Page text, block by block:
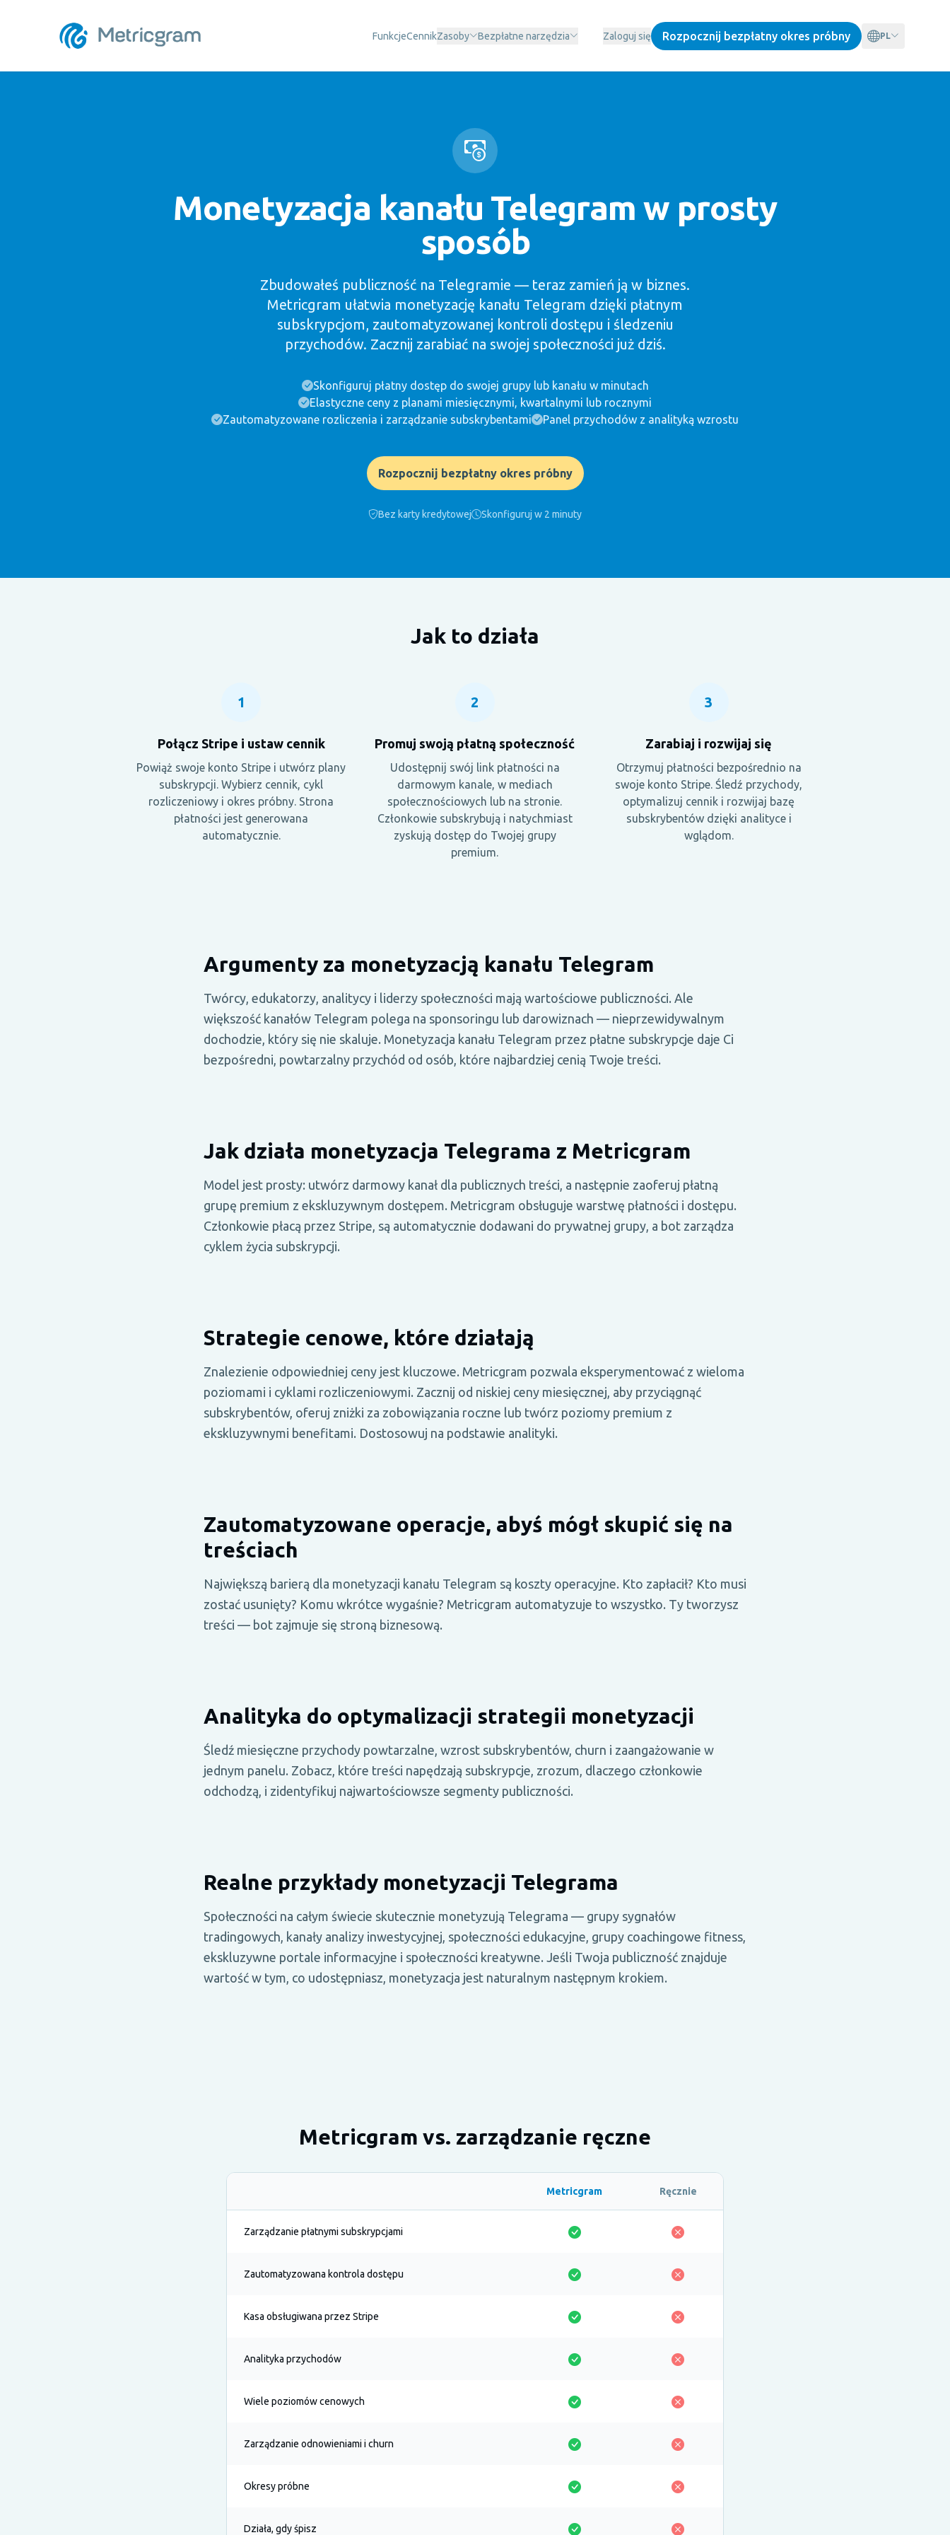
FunkcjeCennikZasoby Bezpłatne narzędzia Zaloguj się Rozpocznij bezpłatny okres próbny PL
Monetyzacja kanału Telegram w prosty
sposób
Zbudowałeś publiczność na Telegramie — teraz zamień ją w biznes.
Metricgram ułatwia monetyzację kanału Telegram dzięki płatnym
subskrypcjom, zautomatyzowanej kontroli dostępu i śledzeniu
przychodów. Zacznij zarabiać na swojej społeczności już dziś.
Skonfiguruj płatny dostęp do swojej grupy lub kanału w minutach
Elastyczne ceny z planami miesięcznymi, kwartalnymi lub rocznymi
Zautomatyzowane rozliczenia i zarządzanie subskrybentami
Panel przychodów z analityką wzrostu
Rozpocznij bezpłatny okres próbny
Bez karty kredytowej Skonfiguruj w 2 minuty
Jak to działa
1
Połącz Stripe i ustaw cennik
Powiąż swoje konto Stripe i utwórz plany
subskrypcji. Wybierz cennik, cykl
rozliczeniowy i okres próbny. Strona
płatności jest generowana
automatycznie.
2
Promuj swoją płatną społeczność
Udostępnij swój link płatności na
darmowym kanale, w mediach
społecznościowych lub na stronie.
Członkowie subskrybują i natychmiast
zyskują dostęp do Twojej grupy
premium.
3
Zarabiaj i rozwijaj się
Otrzymuj płatności bezpośrednio na
swoje konto Stripe. Śledź przychody,
optymalizuj cennik i rozwijaj bazę
subskrybentów dzięki analityce i
wglądom.
Argumenty za monetyzacją kanału Telegram
Twórcy, edukatorzy, analitycy i liderzy społeczności mają wartościowe publiczności. Ale
większość kanałów Telegram polega na sponsoringu lub darowiznach — nieprzewidywalnym
dochodzie, który się nie skaluje. Monetyzacja kanału Telegram przez płatne subskrypcje daje Ci
bezpośredni, powtarzalny przychód od osób, które najbardziej cenią Twoje treści.
Jak działa monetyzacja Telegrama z Metricgram
Model jest prosty: utwórz darmowy kanał dla publicznych treści, a następnie zaoferuj płatną
grupę premium z ekskluzywnym dostępem. Metricgram obsługuje warstwę płatności i dostępu.
Członkowie płacą przez Stripe, są automatycznie dodawani do prywatnej grupy, a bot zarządza
cyklem życia subskrypcji.
Strategie cenowe, które działają
Znalezienie odpowiedniej ceny jest kluczowe. Metricgram pozwala eksperymentować z wieloma
poziomami i cyklami rozliczeniowymi. Zacznij od niskiej ceny miesięcznej, aby przyciągnąć
subskrybentów, oferuj zniżki za zobowiązania roczne lub twórz poziomy premium z
ekskluzywnymi benefitami. Dostosowuj na podstawie analityki.
Zautomatyzowane operacje, abyś mógł skupić się na
treściach
Największą barierą dla monetyzacji kanału Telegram są koszty operacyjne. Kto zapłacił? Kto musi
zostać usunięty? Komu wkrótce wygaśnie? Metricgram automatyzuje to wszystko. Ty tworzysz
treści — bot zajmuje się stroną biznesową.
Analityka do optymalizacji strategii monetyzacji
Śledź miesięczne przychody powtarzalne, wzrost subskrybentów, churn i zaangażowanie w
jednym panelu. Zobacz, które treści napędzają subskrypcje, zrozum, dlaczego członkowie
odchodzą, i zidentyfikuj najwartościowsze segmenty publiczności.
Realne przykłady monetyzacji Telegrama
Społeczności na całym świecie skutecznie monetyzują Telegrama — grupy sygnałów
tradingowych, kanały analizy inwestycyjnej, społeczności edukacyjne, grupy coachingowe fitness,
ekskluzywne portale informacyjne i społeczności kreatywne. Jeśli Twoja publiczność znajduje
wartość w tym, co udostępniasz, monetyzacja jest naturalnym następnym krokiem.
Metricgram vs. zarządzanie ręczne
Metricgram Ręcznie
Zarządzanie płatnymi subskrypcjami
Zautomatyzowana kontrola dostępu
Kasa obsługiwana przez Stripe
Analityka przychodów
Wiele poziomów cenowych
Zarządzanie odnowieniami i churn
Okresy próbne
Działa, gdy śpisz